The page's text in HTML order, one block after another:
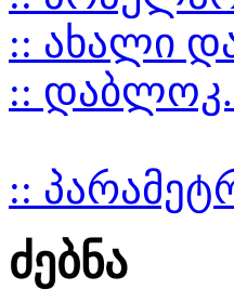
:: ახალი
:: დაბლოკ.
::
ძებნა